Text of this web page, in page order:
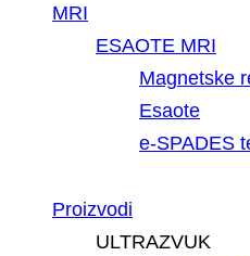
MRI
ESAOTE MRI
Magnetske
Esaote
e-SPADES
Proizvodi
ULTRAZVUK